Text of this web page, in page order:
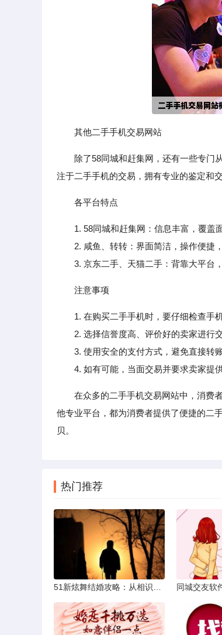
其他二手手机交易网站
除了58同城和赶集网，还有一些专门
注于二手手机的交易，拥有专业的鉴定和
各平台特点
1. 58同城和赶集网：信息丰富，覆盖
2. 咸鱼、转转：界面简洁，操作便捷，
3. 京东二手、天猫二手：背靠大平台，
注意事项
1. 在购买二手手机时，要仔细检查手
2. 选择信誉度高、评价好的卖家进行交
3. 使用安全的支付方式，避免直接转账
4. 如有可能，当面交易并要求卖家提供
在众多的二手手机交易网站中，消费
他专业平台，都为消费者提供了便捷的二
贝。
热门推荐